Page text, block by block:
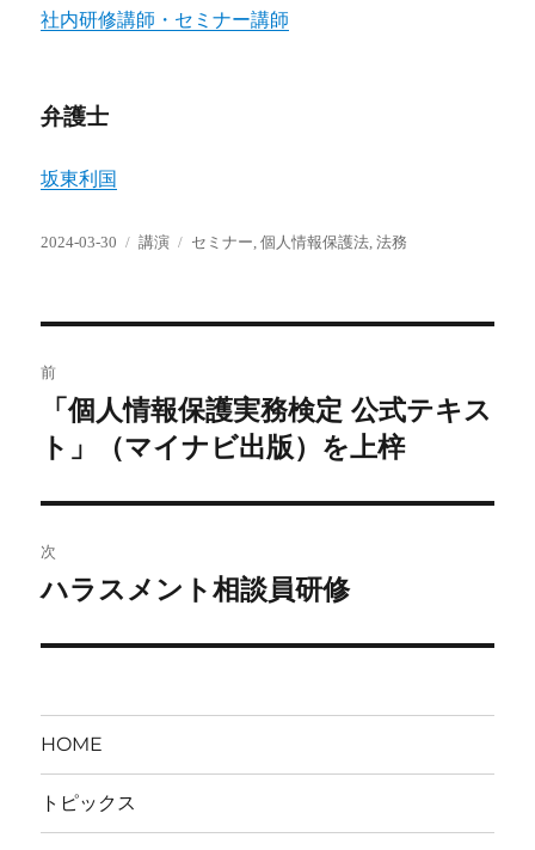
社内研修講師・セミナー講師
弁護士
坂東利国
投
2024-03-30
カ
講演
タ
セミナー ,個人情報保護法 ,法務
稿
ナ
ビ
ゲ
ー
シ
ン
前
前
の
稿:
「個人情報保護実務検定 公式テキス
ト」（マイナビ出版）を上梓
次
次
投
ハラスメント相談員研修
HOME
トピックス